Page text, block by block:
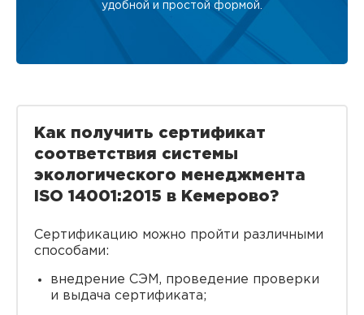
удобной и простой формой.
Как получить сертификат
соответствия системы
экологического менеджмента
ISO 14001:2015 в Кемерово?
Сертификацию можно пройти различными
способами:
внедрение СЭМ, проведение проверки
и выдача сертификата;